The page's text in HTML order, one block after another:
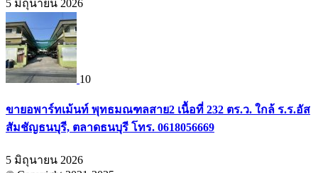
5 มิถุนายน 2026
10
ขายอพาร์ทเม้นท์ พุทธมณฑลสาย2 เนื้อที่ 232 ตร.ว. ใกล้ ร.ร.อัส
สัมชัญธนบุรี, ตลาดธนบุรี โทร. 0618056669
5 มิถุนายน 2026